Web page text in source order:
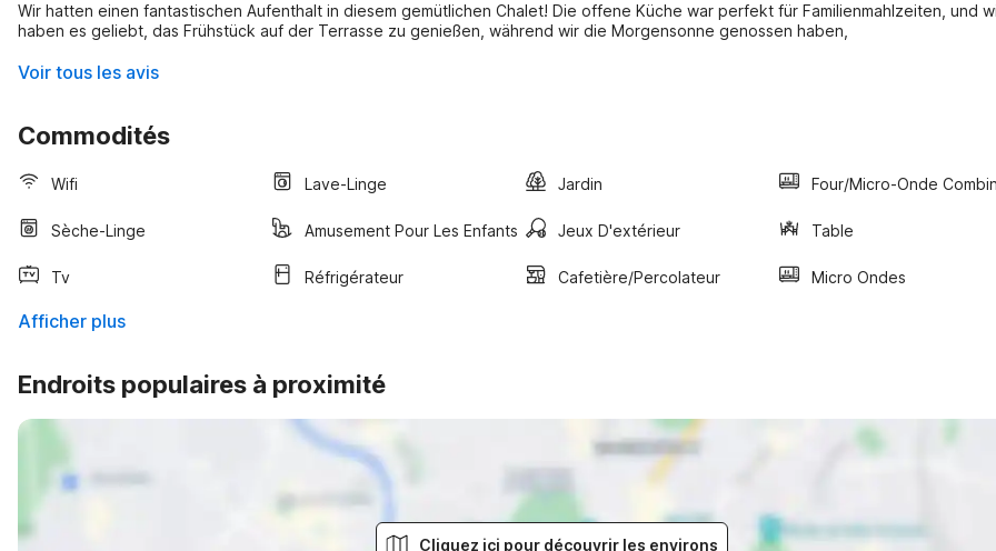
Wir hatten einen fantastischen Aufenthalt in diesem gemütlichen Chalet! Die offene Küche war perfekt für Familienmahlzeiten, und
haben es geliebt, das Frühstück auf der Terrasse zu genießen, während wir die Morgensonne genossen haben,
Voir tous les avis
Commodités
Wifi Lave-Linge Jardin Four/micro-Onde
Sèche-Linge Amusement Pour Les Enfants Jeux D'extérieur Table
Tv Réfrigérateur Cafetière/percolateur Micro Ondes
Afficher plus
Endroits populaires à proximité
Cliquez ici pour découvrir les environs